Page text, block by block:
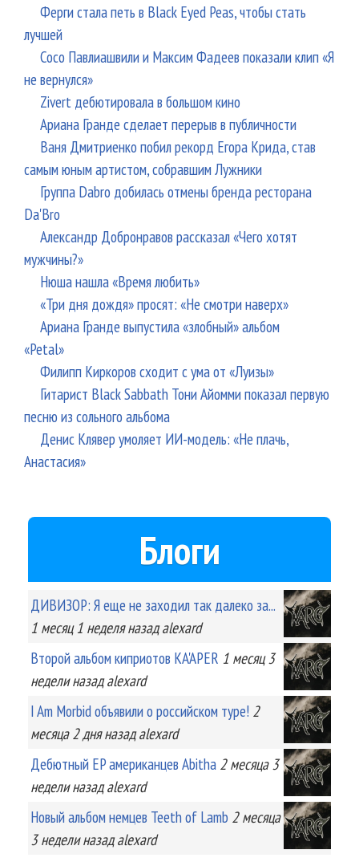
Ферги стала петь в Black Eyed Peas, чтобы стать
лучшей
Сосо Павлиашвили и Максим Фадеев показали клип «Я
не вернулся»
Zivert дебютировала в большом кино
Ариана Гранде сделает перерыв в публичности
Ваня Дмитриенко побил рекорд Егора Крида, став
самым юным артистом, собравшим Лужники
Группа Dabro добилась отмены бренда ресторана
Da'Bro
Александр Добронравов рассказал «Чего хотят
мужчины?»
Нюша нашла «Время любить»
«Три дня дождя» просят: «Не смотри наверх»
Ариана Гранде выпустила «злобный» альбом
«Petal»
Филипп Киркоров сходит с ума от «Луизы»
Гитарист Black Sabbath Тони Айомми показал первую
песню из сольного альбома
Денис Клявер умоляет ИИ-модель: «Не плачь,
Анастасия»
Блоги
ДИВИЗОР: Я еще не заходил так далеко за...
1 месяц 1 неделяназад alexard
Второй альбом киприотов KA'APER 1 месяц 3
неделиназад alexard
I Am Morbid объявили о российском туре! 2
месяца 2 дняназад alexard
Дебютный EP американцев Abitha 2 месяца 3
неделиназад alexard
Новый альбом немцев Teeth of Lamb 2 месяца
3 неделиназад alexard